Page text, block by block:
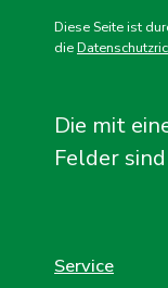
Diese Seite ist
die
Die mit
Felder
Service